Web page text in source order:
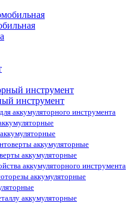
инструмент
аккумуляторного инструмента
аккумуляторные
аккумуляторные
аккумуляторного инструмента
аккумуляторные
аккумуляторные